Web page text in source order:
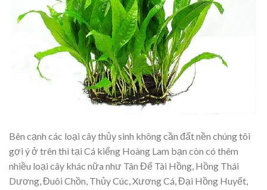
Bên cạnh các loại cây thủy sinh không cần đất nền chúng tôi
gợi ý ở trên thì tại Cá kiểng Hoàng Lam bạn còn có thêm
nhiều loại cây khác nữa như Tân Đế Tài Hồng, Hồng Thái
Dương, Đuôi Chồn, Thủy Cúc, Xương Cá, Đại Hồng Huyết,